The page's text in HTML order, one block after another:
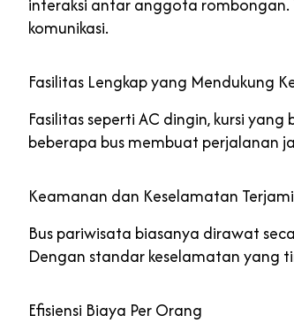
interaksi antar anggota
komunikasi.
Fasilitas Lengkap yang Mendukung
Fasilitas seperti AC dingin, kursi
beberapa bus membuat perjalanan
Keamanan dan Keselamatan
Bus pariwisata biasanya dirawat
Dengan standar keselamatan yang
Efisiensi Biaya Per Orang